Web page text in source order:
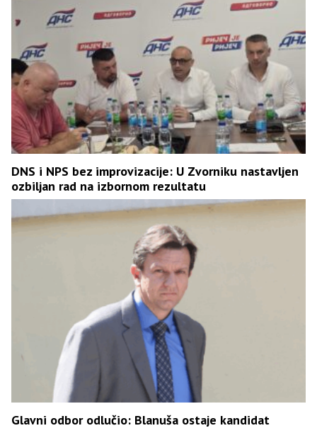
DNS i NPS bez improvizacije: U Zvorniku nastavljen
ozbiljan rad na izbornom rezultatu
Glavni odbor odlučio: Blanuša ostaje kandidat